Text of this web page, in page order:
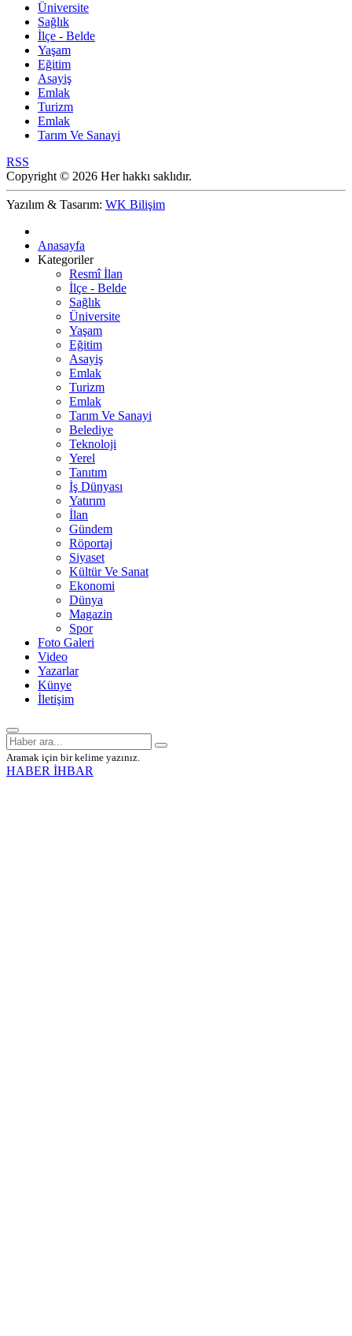
Üniversite
Sağlık
İlçe - Belde
Yaşam
Eğitim
Asayiş
Emlak
Turizm
Emlak
Tarım Ve Sanayi
RSS
Copyright © 2026 Her hakkı saklıdır.
Yazılım & Tasarım: WK Bilişim
Anasayfa
Kategoriler
Resmî İlan
İlçe - Belde
Sağlık
Üniversite
Yaşam
Eğitim
Asayiş
Emlak
Turizm
Emlak
Tarım Ve Sanayi
Belediye
Teknoloji
Yerel
Tanıtım
İş Dünyası
Yatırım
İlan
Gündem
Röportaj
Siyaset
Kültür Ve Sanat
Ekonomi
Dünya
Magazin
Spor
Foto Galeri
Video
Yazarlar
Künye
İletişim
Aramak için bir kelime yazınız.
HABER İHBAR